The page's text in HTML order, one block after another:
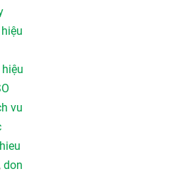
hiệu
hiệu
vu
hieu
don